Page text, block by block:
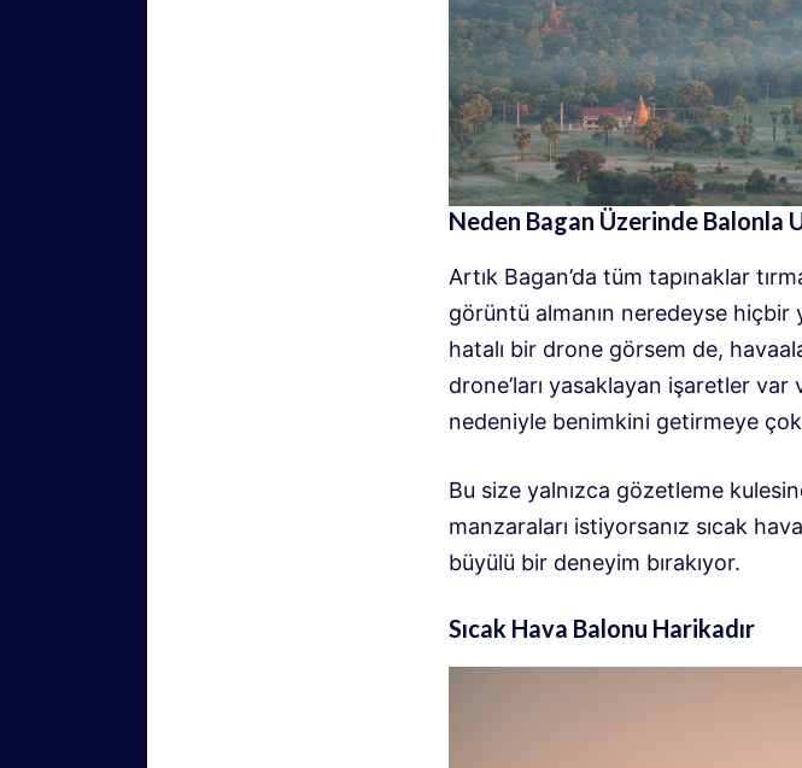
Neden Bagan Üzerinde Balonla
Artık Bagan’da tüm tapınaklar
görüntü almanın neredeyse hiçbir
hatalı bir drone görsem de,
drone’ları yasaklayan işaretler
nedeniyle benimkini getirmeye
Bu size yalnızca gözetleme
manzaraları istiyorsanız sıcak
büyülü bir deneyim bırakıyor.
Sıcak Hava Balonu Harikadır